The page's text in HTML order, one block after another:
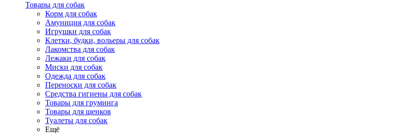
Товары для собак
Корм для собак
Амуниция для собак
Игрушки для собак
Клетки, будки, вольеры для собак
Лакомства для собак
Лежаки для собак
Миски для собак
Одежда для собак
Переноски для собак
Средства гигиены для собак
Товары для груминга
Товары для щенков
Туалеты для собак
Ещё